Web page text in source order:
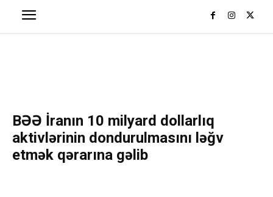
BƏƏ İranın 10 milyard dollarlıq
aktivlərinin dondurulmasını ləğv
etmək qərarına gəlib